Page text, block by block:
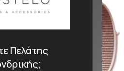
Πελάτης